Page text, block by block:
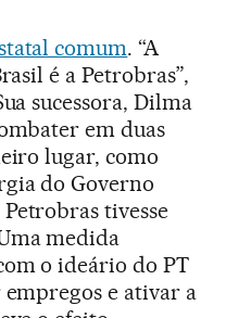
comum. “A
é a Petrobras”,
sucessora, Dilma
em duas
lugar, como
do Governo
tivesse
medida
o ideário do PT
e ativar a